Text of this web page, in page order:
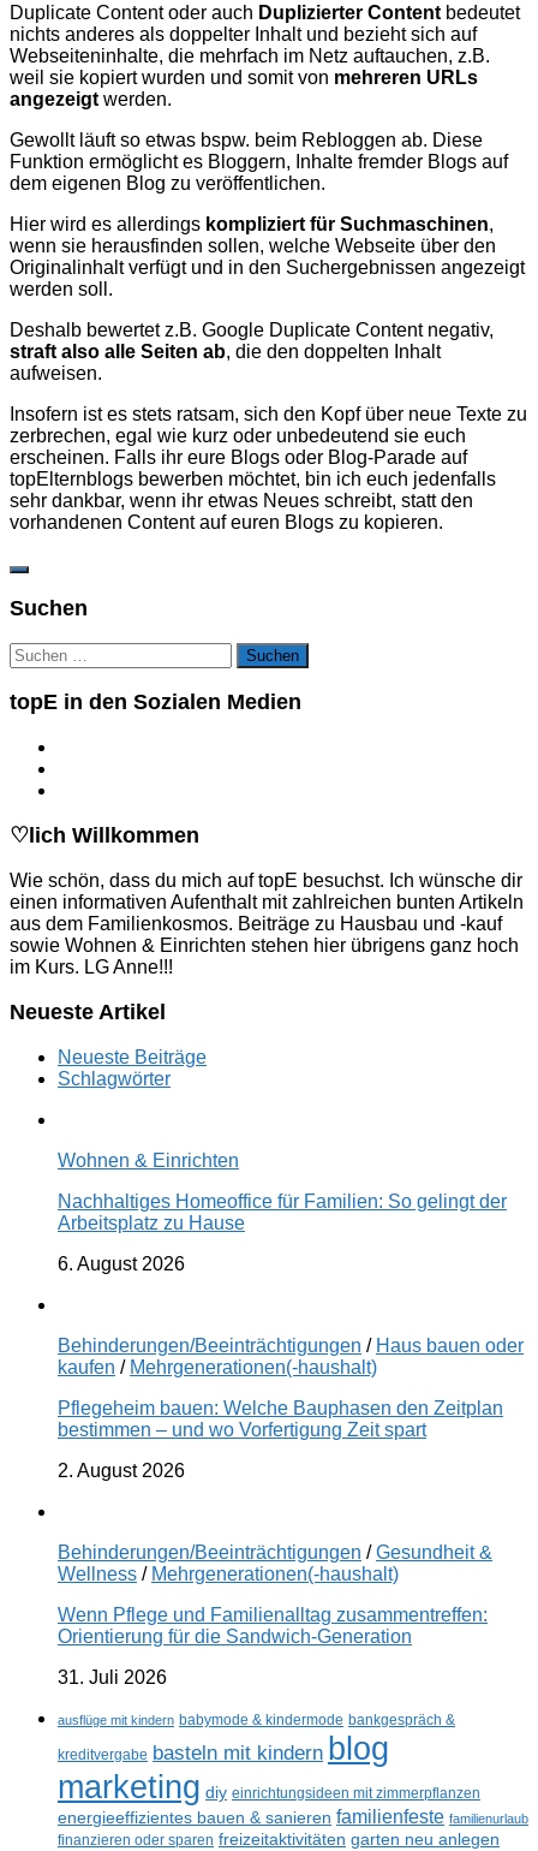
Duplicate Content oder auch Duplizierter Content bedeutet
nichts anderes als doppelter Inhalt und bezieht sich auf
Webseiteninhalte, die mehrfach im Netz auftauchen, z.B.
weil sie kopiert wurden und somit von mehreren URLs
angezeigt werden.
Gewollt läuft so etwas bspw. beim Rebloggen ab. Diese
Funktion ermöglicht es Bloggern, Inhalte fremder Blogs auf
dem eigenen Blog zu veröffentlichen.
Hier wird es allerdings kompliziert für Suchmaschinen,
wenn sie herausfinden sollen, welche Webseite über den
Originalinhalt verfügt und in den Suchergebnissen angezeigt
werden soll.
Deshalb bewertet z.B. Google Duplicate Content negativ,
straft also alle Seiten ab, die den doppelten Inhalt
aufweisen.
Insofern ist es stets ratsam, sich den Kopf über neue Texte zu
zerbrechen, egal wie kurz oder unbedeutend sie euch
erscheinen. Falls ihr eure Blogs oder Blog-Parade auf
topElternblogs bewerben möchtet, bin ich euch jedenfalls
sehr dankbar, wenn ihr etwas Neues schreibt, statt den
vorhandenen Content auf euren Blogs zu kopieren.
Suchen
Suchen
nach:
topE in den Sozialen Medien
♡lich Willkommen
Wie schön, dass du mich auf topE besuchst. Ich wünsche dir
einen informativen Aufenthalt mit zahlreichen bunten Artikeln
aus dem Familienkosmos. Beiträge zu Hausbau und -kauf
sowie Wohnen & Einrichten stehen hier übrigens ganz hoch
im Kurs. LG Anne!!!
Neueste Artikel
Neueste Beiträge
Schlagwörter
Wohnen & Einrichten
Nachhaltiges Homeoffice für Familien: So gelingt der
Arbeitsplatz zu Hause
6. August 2026
Behinderungen/Beeinträchtigungen / Haus bauen oder
kaufen / Mehrgenerationen(-haushalt)
Pflegeheim bauen: Welche Bauphasen den Zeitplan
bestimmen – und wo Vorfertigung Zeit spart
2. August 2026
Behinderungen/Beeinträchtigungen /Gesundheit &
Wellness / Mehrgenerationen(-haushalt)
Wenn Pflege und Familienalltag zusammentreffen:
Orientierung für die Sandwich-Generation
31. Juli 2026
ausflüge mit kindern babymode & kindermode bankgespräch &
kreditvergabe basteln mit kindern blog
marketing diy einrichtungsideen mit zimmerpflanzen
energieeffizientes bauen & sanieren familienfeste familienurlaub
finanzieren oder sparen freizeitaktivitäten garten neu anlegen